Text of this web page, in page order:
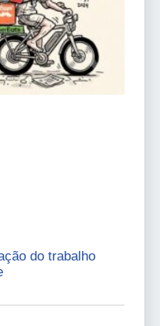
do trabalho